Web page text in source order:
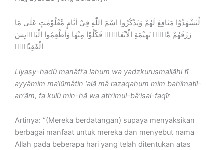
لِّيَشْهَدُوْا مَنَافِعَ لَهُمْ وَيَذْكُرُوا اسْمَ اللّٰهِ فِيْٓ اَيَّامٍ مَّعْلُوْمٰتٍ عَلٰى مَا
رَزَقَهُمْ مِّنْۢ بَهِيْمَةِ الْاَنْعَامِۚ فَكُلُوْا مِنْهَا وَاَطْعِمُوا الْبَاۤىِٕسَ
الْفَقِيْرَۖ
Liyasy-hadû manâfi‘a lahum wa yadzkurusmallâhi fî
ayyâmim ma‘lûmâtin ‘alâ mâ razaqahum mim bahîmatil-
an‘âm, fa kulû min-hâ wa ath‘imul-bâ’isal-faqîr
Artinya: “(Mereka berdatangan) supaya menyaksikan
berbagai manfaat untuk mereka dan menyebut nama
Allah pada beberapa hari yang telah ditentukan atas